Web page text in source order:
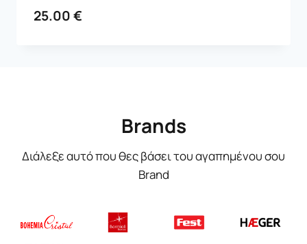
25.00€
Brands
Διάλεξε αυτό που θες βάσει του αγαπημένου σου
Brand